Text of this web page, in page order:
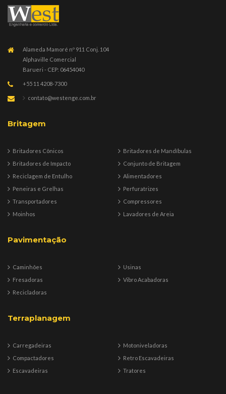
Alameda Mamoré nº 911 Conj. 104
Alphaville Comercial
Barueri - CEP: 06454040
+55 11 4208-7300
contato@westenge.com.br
Britagem
Britadores Cônicos
Britadores de Impacto
Reciclagem de Entulho
Peneiras e Grelhas
Transportadores
Moinhos
Britadores de Mandíbulas
Conjunto de Britagem
Alimentadores
Perfuratrizes
Compressores
Lavadores de Areia
Pavimentação
Caminhões
Fresadoras
Recicladoras
Usinas
Vibro Acabadoras
Terraplanagem
Carregadeiras
Compactadores
Escavadeiras
Motoniveladoras
Retro Escavadeiras
Tratores